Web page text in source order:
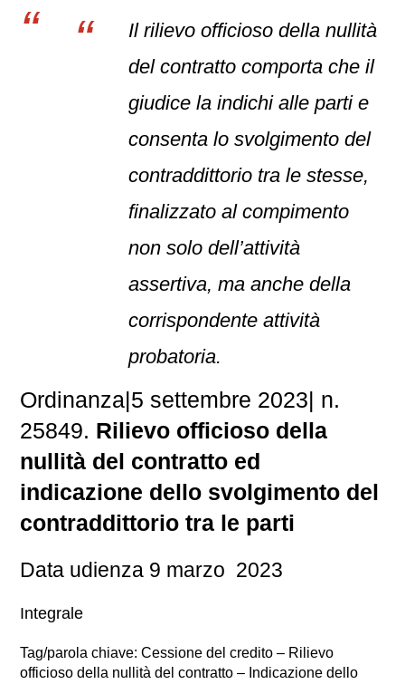
Il rilievo officioso della nullità
del contratto comporta che il
giudice la indichi alle parti e
consenta lo svolgimento del
contraddittorio tra le stesse,
finalizzato al compimento
non solo dell’attività
assertiva, ma anche della
corrispondente attività
probatoria.
Ordinanza|5 settembre 2023| n.
25849. Rilievo officioso della
nullità del contratto ed
indicazione dello svolgimento del
contraddittorio tra le parti
Data udienza 9 marzo 2023
Integrale
Tag/parola chiave: Cessione del credito – Rilievo
officioso della nullità del contratto – Indicazione dello